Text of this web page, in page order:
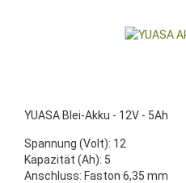
YUASA Blei-Akku - 12V - 5Ah
Spannung (Volt): 12
Kapazität (Ah): 5
Anschluss: Faston 6,35 mm